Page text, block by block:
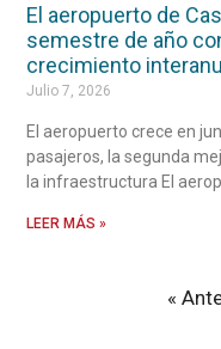
El aeropuerto de
semestre de año
crecimiento
Julio 7, 2026
El aeropuerto crece en
pasajeros, la segunda
la infraestructura El
LEER MÁS »
«